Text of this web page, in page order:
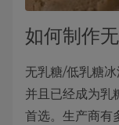
如何制作
无乳糖/低乳糖
并且已经成为乳
首选。生产商有